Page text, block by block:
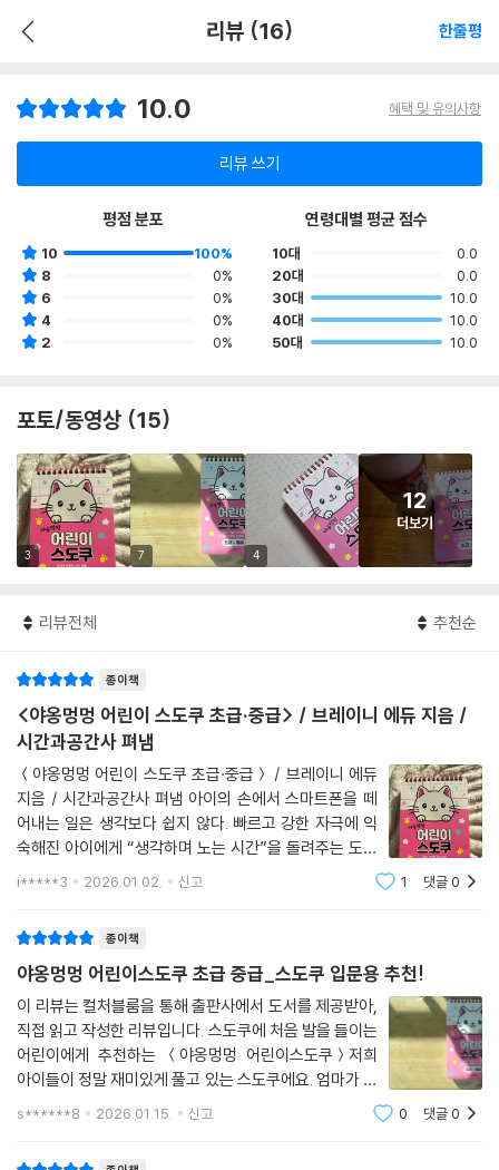
리뷰 (16) 한줄평
10.0 혜택 및 유의사항
리뷰 쓰기
평점 분포
10
100%
8
0%
6
0%
4
0%
2
0%
연령대별 평균 점수
10대
0.0
20대
0.0
30대
10.0
40대
10.0
50대
10.0
포토/동영상 (15)
3 7 4
12
더보기
리뷰전체 추천순
종이책
<야옹멍멍 어린이 스도쿠 초급·중급> / 브레이니 에듀 지음 /
시간과공간사 펴냄
＜야옹멍멍 어린이 스도쿠 초급·중급＞ / 브레이니 에듀
지음 / 시간과공간사 펴냄 아이의 손에서 스마트폰을 떼
어내는 일은 생각보다 쉽지 않다. 빠르고 강한 자극에 익
숙해진 아이에게 “생각하며 노는 시간”을 돌려주는 도구
가 필요하다고 느끼던 차에 《야옹멍멍 어린이 스도쿠 초
i*****3 2026.01.02. 신고 1 댓글0
종이책
야옹멍멍 어린이스도쿠 초급 중급_스도쿠 입문용 추천!
이 리뷰는 컬처블룸을 통해 출판사에서 도서를 제공받아,
직접 읽고 작성한 리뷰입니다. 스도쿠에 처음 발을 들이는
어린이에게 추천하는 ＜야옹멍멍 어린이스도쿠＞저희
아이들이 정말 재미있게 풀고 있는 스도쿠에요. 엄마가 심
심풀이로 하는 스도쿠에 관심을 갖기 시작한 아이들! 아
s******8 2026.01.15. 신고 0 댓글0